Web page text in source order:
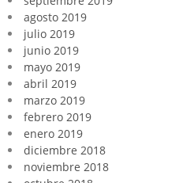
agosto 2019
julio 2019
junio 2019
mayo 2019
abril 2019
marzo 2019
febrero 2019
enero 2019
diciembre 2018
noviembre 2018